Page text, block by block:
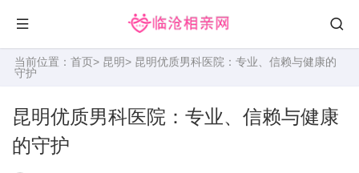
当前位置： 首页> 昆明> 昆明优质男科医院：专业、信赖与健康的
守护
昆明优质男科医院：专业、信赖与健康
的守护